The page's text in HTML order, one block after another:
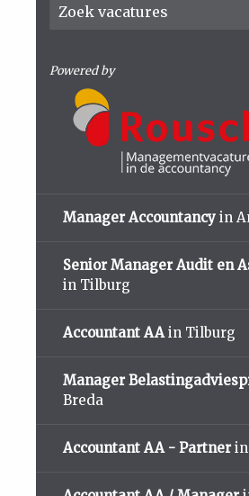
Powered by
Manager Accountancy in
Senior Manager Audit en
in Tilburg
Accountant AAin Tilburg
Manager
Breda
Accountant AA - Partner